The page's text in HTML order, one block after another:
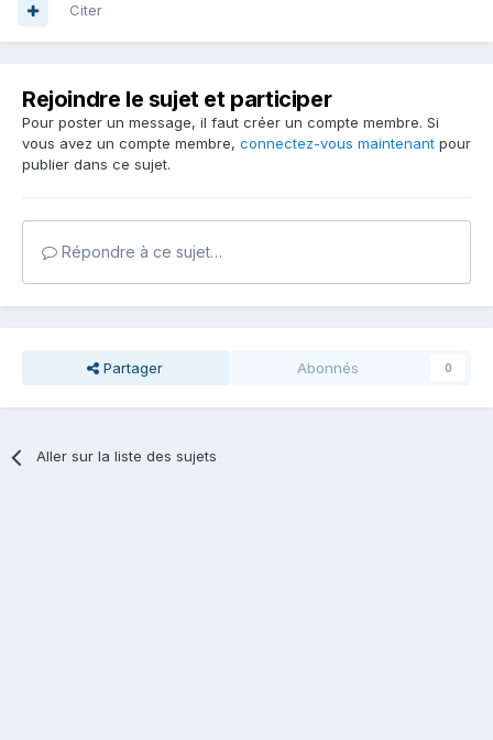
Citer
Rejoindre le sujet et participer
Pour poster un message, il faut créer un compte membre. Si
vous avez un compte membre, connectez-vous maintenant pour
publier dans ce sujet.
Répondre à ce sujet…
Partager Abonnés 0
Aller sur la liste des sujets